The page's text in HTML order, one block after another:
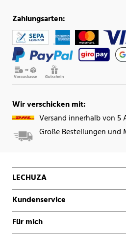
Zahlungsarten:
Wir verschicken mit:
Versand innerhalb von 5
Große Bestellungen und
LECHUZA
Kundenservice
Für mich